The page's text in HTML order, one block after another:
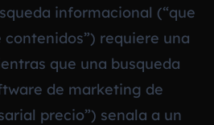
informacional (“que
requiere una
que una busqueda
de marketing de
precio”) senala a un